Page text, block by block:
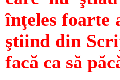
înţeles foarte
ştiind din
facă ca să